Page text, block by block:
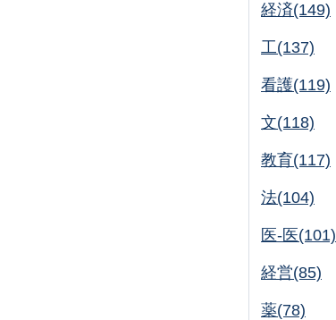
経済(149)
工(137)
看護(119)
文(118)
教育(117)
法(104)
医-医(101)
経営(85)
薬(78)